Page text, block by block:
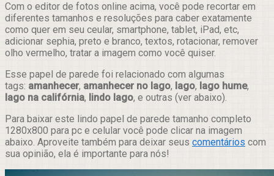
Com o editor de fotos online acima, você pode recortar em
diferentes tamanhos e resoluções para caber exatamente
como quer em seu ceular, smartphone, tablet, iPad, etc,
adicionar sephia, preto e branco, textos, rotacionar, remover
olho vermelho, tratar a imagem como você quiser.
Esse papel de parede foi relacionado com algumas
tags: amanhecer, amanhecer no lago, lago, lago hume,
lago na califórnia, lindo lago, e outras (ver abaixo).
Para baixar este lindo papel de parede tamanho completo
1280x800 para pc e celular você pode clicar na imagem
abaixo. Aproveite também para deixar seus comentários com
sua opinião, ela é importante para nós!